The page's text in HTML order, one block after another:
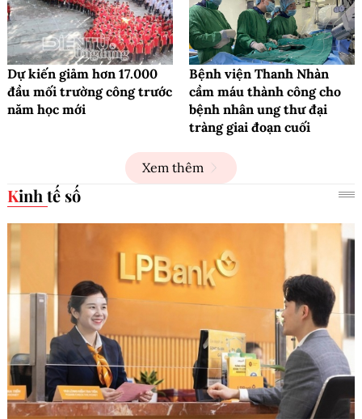
Dự kiến giảm hơn 17.000
đầu mối trường công trước
năm học mới
Bệnh viện Thanh Nhàn
cầm máu thành công cho
bệnh nhân ung thư đại
tràng giai đoạn cuối
Xem thêm
Kinh tế số